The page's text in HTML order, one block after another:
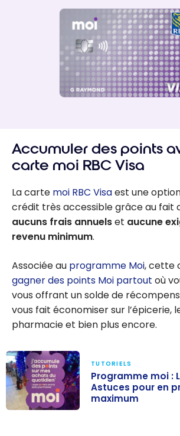
Accumuler des points
carte moi RBC Visa
La carte moi RBC Visaest une
crédit très accessible grâce au fait
aucuns frais annuelset aucune
revenu minimum.
Associée au programme Moi, cette
gagner des points Moi partout où
vous offrant un solde de
vous fait économiser sur l’épicerie,
pharmacie et bien plus encore.
TUTORIELS
Programme moi :
Astuces pour en
maximum